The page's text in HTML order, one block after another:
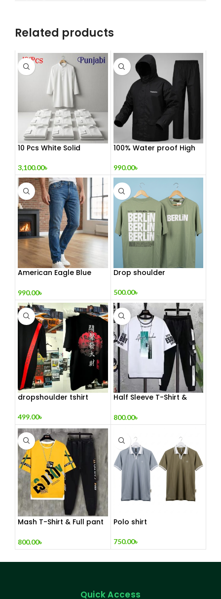
Related products
10 Pcs White Solid
3,100.00৳
100% Water proof High
990.00৳
American Eagle Blue
990.00৳
Drop shoulder
500.00৳
dropshoulder tshirt
499.00৳
Half Sleeve T-Shirt &
800.00৳
Mash T-Shirt & Full pant
800.00৳
Polo shirt
750.00৳
Quick Access